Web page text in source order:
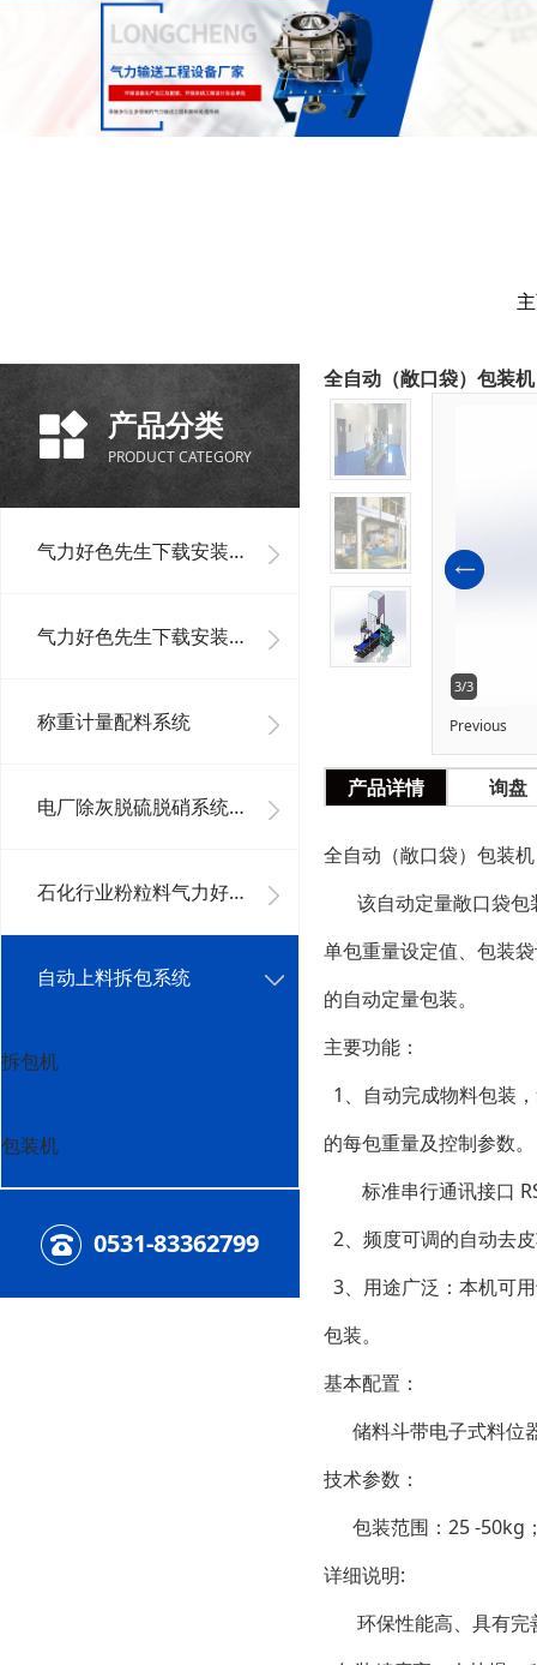
产品分类
PRODUCT CATEGORY
气力好色先生下载安装单机设备
气力好色先生下载安装系统工程
称重计量配料系统
电厂除灰脱硫脱硝系统及其它好色先生下载安装系统
石化行业粉粒料气力好色先生下载安装系统
自动上料拆包系统
拆包机
包装机
0531-83362799
全自动（敞口袋）包装机
3/3
Previous
产品详情 询盘
全自动（敞口袋）包装机
该自动定量敞口袋包
单包重量设定值、包装
的自动定量包装。
主要功能：
1、自动完成物料包装
的每包重量及控制参数。
标准串行通讯接口
2、频度可调的自动去
3、用途广泛：本机可
包装。
基本配置：
储料斗带电子式料位
技术参数：
包装范围：25 -50kg
详细说明:
环保性能高、具有完